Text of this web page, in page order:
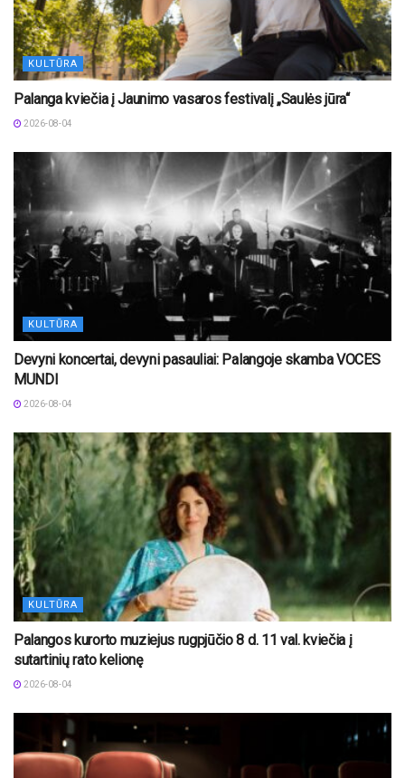
KULTŪRA
Palanga kviečia į Jaunimo vasaros festivalį „Saulės jūra“
2026-08-04
KULTŪRA
Devyni koncertai, devyni pasauliai: Palangoje skamba VOCES
MUNDI
2026-08-04
KULTŪRA
Palangos kurorto muziejus rugpjūčio 8 d. 11 val. kviečia į
sutartinių rato kelionę
2026-08-04